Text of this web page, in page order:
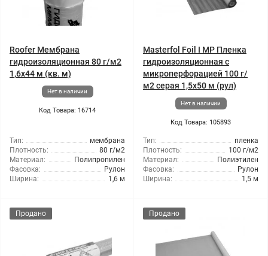
Roofer Мембрана
гидроизоляционная 80 г/м2
1,6x44 м (кв. м)
Нет в наличии
Код Товара: 16714
Тип:
мембрана
Плотность:
80 г/м2
Материал:
Полипропилен
Фасовка:
Рулон
Ширина:
1,6 м
Masterfol Foil I MP Пленка
гидроизоляционная с
микроперфорацией 100 г/
м2 серая 1,5x50 м (рул)
Нет в наличии
Код Товара: 105893
Тип:
пленка
Плотность:
100 г/м2
Материал:
Полиэтилен
Фасовка:
Рулон
Ширина:
1,5 м
Продано Продано